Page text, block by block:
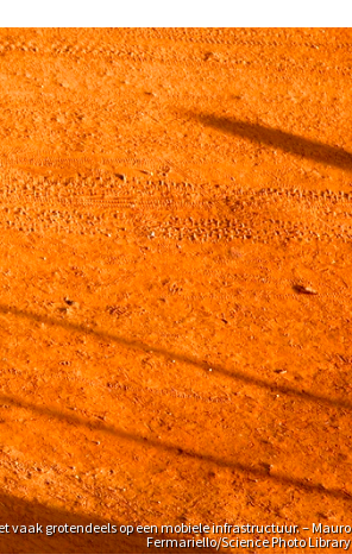
grotendeels op een mobiele infrastructuur. – Mauro
Fermariello/Science Photo Library